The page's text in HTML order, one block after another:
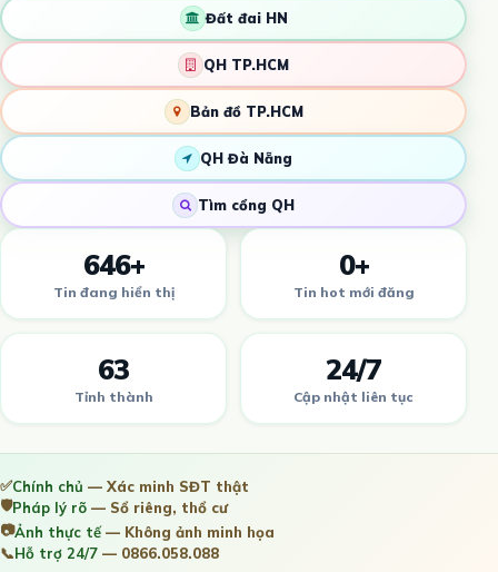
Đất đai HN
QH TP.HCM
Bản đồ TP.HCM
QH Đà Nẵng
Tìm cổng QH
646+
Tin đang hiển thị
0+
Tin hot mới đăng
63
Tỉnh thành
24/7
Cập nhật liên tục
✅Chính chủ — Xác minh SĐT thật
🛡️Pháp lý rõ — Sổ riêng, thổ cư
📷Ảnh thực tế— Không ảnh minh họa
📞Hỗ trợ 24/7 — 0866.058.088